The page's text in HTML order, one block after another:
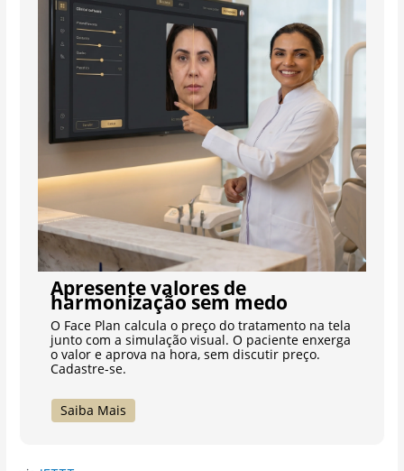
Apresente valores de
harmonização sem medo
O Face Plan calcula o preço do tratamento na tela
junto com a simulação visual. O paciente enxerga
o valor e aprova na hora, sem discutir preço.
Cadastre-se.
Saiba Mais